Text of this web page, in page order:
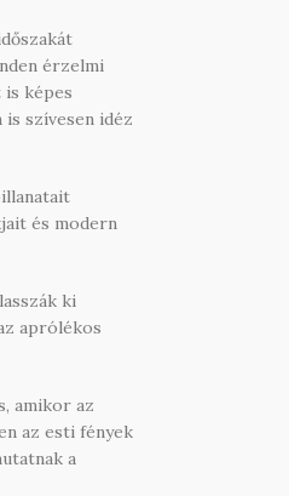
érzelmi
képes
szívesen idéz
és modern
ki
aprólékos
amikor az
az esti fények
a